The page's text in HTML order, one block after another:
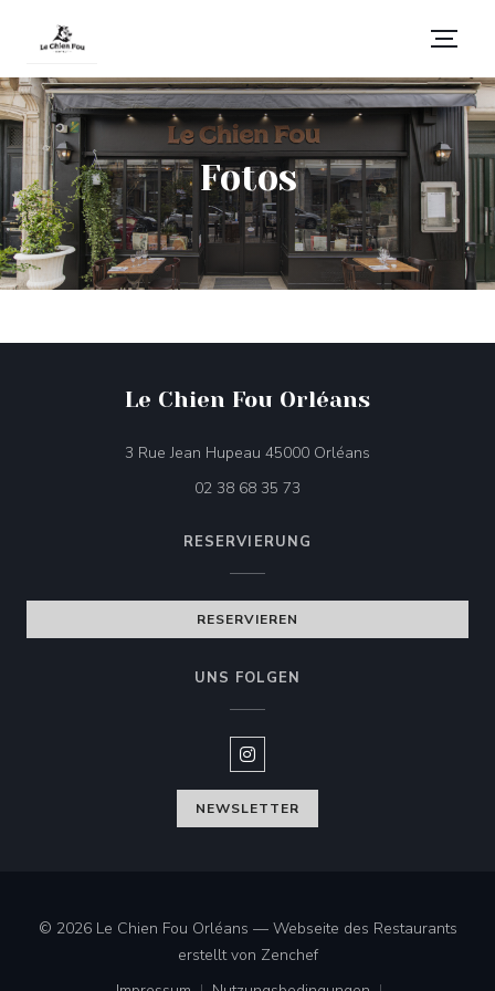
Fotos
Le Chien Fou Orléans
3 Rue Jean Hupeau 45000 Orléans
02 38 68 35 73
RESERVIERUNG
RESERVIEREN
UNS FOLGEN
Instagram ((öffnet ein neues
NEWSLETTER
© 2026 Le Chien Fou Orléans — Webseite des Restaurants
erstellt von Zenchef((öffnet ein neues